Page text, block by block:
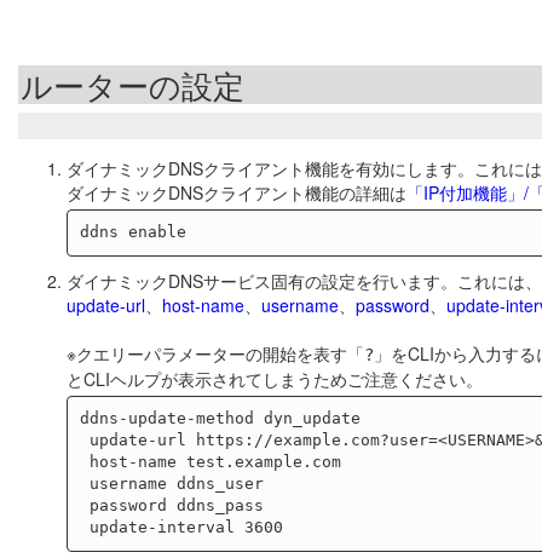
ルーターの設定
ダイナミックDNSクライアント機能を有効にします。これに
ダイナミックDNSクライアント機能の詳細は 「IP付加機能」/
ダイナミックDNSサービス固有の設定を行います。これには、
update-url
host-name username password
update-
※クエリーパラメーターの開始を表す「? 」をCLIから入力す
とCLIヘルプが表示されてしまうためご注意ください。
ddns-update-method dyn_update